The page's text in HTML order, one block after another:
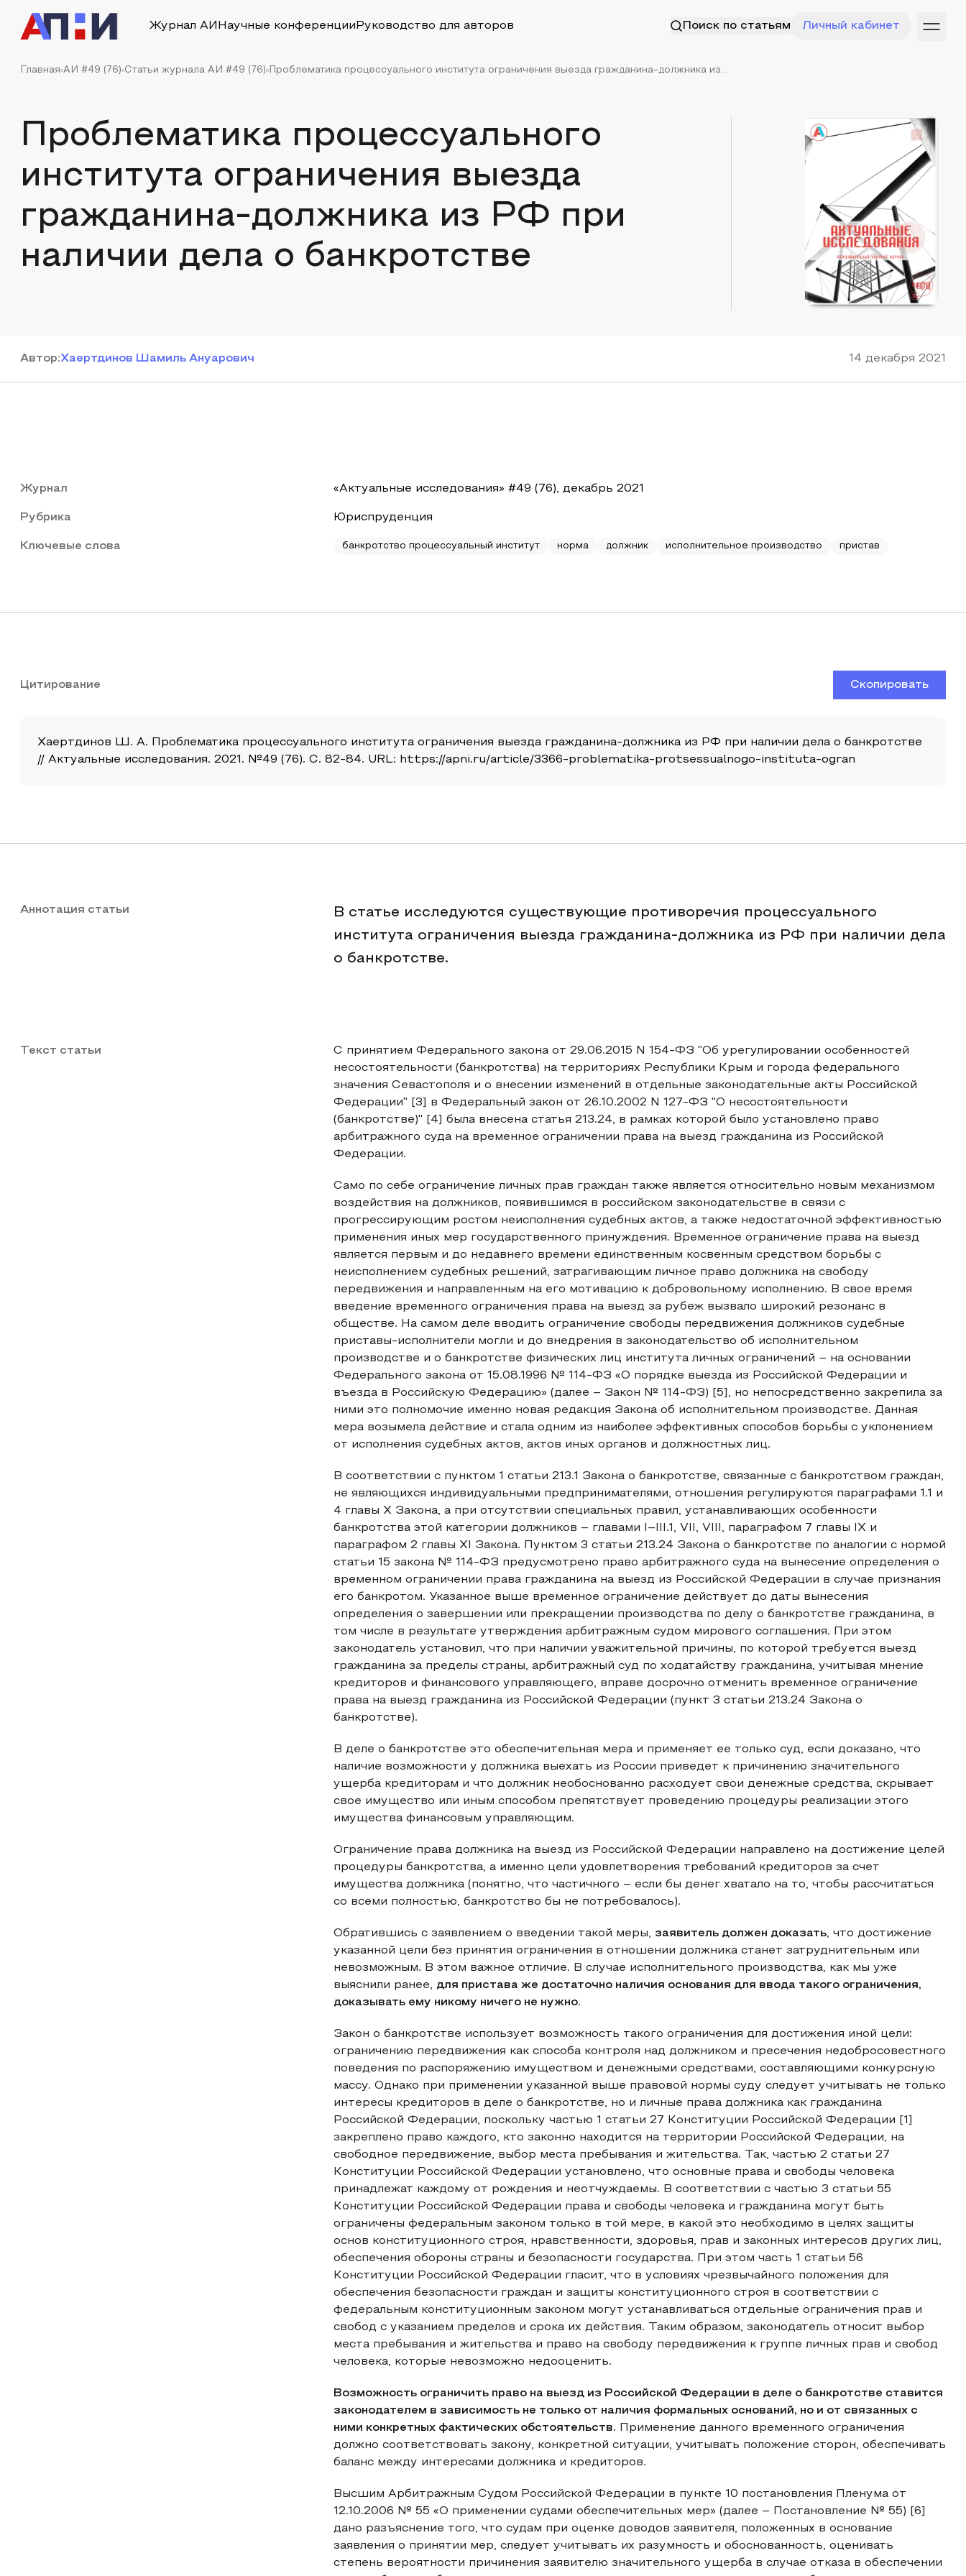
Журнал АИ Научные конференции Руководство для авторов Поиск по статьям Личный кабинет
Главная АИ #49 (76) Статьи журнала АИ #49 (76) Проблематика процессуального института ограничения выезда гражданина-должника из...
Проблематика процессуального
института ограничения выезда
гражданина-должника из РФ при
наличии дела о банкротстве
Автор:Хаертдинов Шамиль Ануарович 14 декабря 2021
Журнал «Актуальные исследования» #49 (76), декабрь 2021
Рубрика Юриспруденция
Ключевые слова банкротство процессуальный институт норма должник исполнительное производство пристав
Цитирование Скопировать
Хаертдинов Ш. А. Проблематика процессуального института ограничения выезда гражданина-должника из РФ при наличии дела о банкротстве
// Актуальные исследования. 2021. №49 (76). С. 82-84. URL: https://apni.ru/article/3366-problematika-protsessualnogo-instituta-ogran
Аннотация статьи
В статье исследуются существующие противоречия процессуального
института ограничения выезда гражданина-должника из РФ при наличии дела
о банкротстве.
Текст статьи
С принятием Федерального закона от 29.06.2015 N 154-ФЗ "Об урегулировании особенностей
несостоятельности (банкротства) на территориях Республики Крым и города федерального
значения Севастополя и о внесении изменений в отдельные законодательные акты Российской
Федерации" [3] в Федеральный закон от 26.10.2002 N 127-ФЗ "О несостоятельности
(банкротстве)" [4] была внесена статья 213.24, в рамках которой было установлено право
арбитражного суда на временное ограничении права на выезд гражданина из Российской
Федерации.
Само по себе ограничение личных прав граждан также является относительно новым механизмом
воздействия на должников, появившимся в российском законодательстве в связи с
прогрессирующим ростом неисполнения судебных актов, а также недостаточной эффективностью
применения иных мер государственного принуждения. Временное ограничение права на выезд
является первым и до недавнего времени единственным косвенным средством борьбы с
неисполнением судебных решений, затрагивающим личное право должника на свободу
передвижения и направленным на его мотивацию к добровольному исполнению. В свое время
введение временного ограничения права на выезд за рубеж вызвало широкий резонанс в
обществе. На самом деле вводить ограничение свободы передвижения должников судебные
приставы-исполнители могли и до внедрения в законодательство об исполнительном
производстве и о банкротстве физических лиц института личных ограничений – на основании
Федерального закона от 15.08.1996 № 114-ФЗ «О порядке выезда из Российской Федерации и
въезда в Российскую Федерацию» (далее – Закон № 114-ФЗ) [5], но непосредственно закрепила за
ними это полномочие именно новая редакция Закона об исполнительном производстве. Данная
мера возымела действие и стала одним из наиболее эффективных способов борьбы с уклонением
от исполнения судебных актов, актов иных органов и должностных лиц.
В соответствии с пунктом 1 статьи 213.1 Закона о банкротстве, связанные с банкротством граждан,
не являющихся индивидуальными предпринимателями, отношения регулируются параграфами 1.1 и
4 главы X Закона, а при отсутствии специальных правил, устанавливающих особенности
банкротства этой категории должников – главами I–III.1, VII, VIII, параграфом 7 главы IX и
параграфом 2 главы XI Закона. Пунктом 3 статьи 213.24 Закона о банкротстве по аналогии с нормой
статьи 15 закона № 114-ФЗ предусмотрено право арбитражного суда на вынесение определения о
временном ограничении права гражданина на выезд из Российской Федерации в случае признания
его банкротом. Указанное выше временное ограничение действует до даты вынесения
определения о завершении или прекращении производства по делу о банкротстве гражданина, в
том числе в результате утверждения арбитражным судом мирового соглашения. При этом
законодатель установил, что при наличии уважительной причины, по которой требуется выезд
гражданина за пределы страны, арбитражный суд по ходатайству гражданина, учитывая мнение
кредиторов и финансового управляющего, вправе досрочно отменить временное ограничение
права на выезд гражданина из Российской Федерации (пункт 3 статьи 213.24 Закона о
банкротстве).
В деле о банкротстве это обеспечительная мера и применяет ее только суд, если доказано, что
наличие возможности у должника выехать из России приведет к причинению значительного
ущерба кредиторам и что должник необоснованно расходует свои денежные средства, скрывает
свое имущество или иным способом препятствует проведению процедуры реализации этого
имущества финансовым управляющим.
Ограничение права должника на выезд из Российской Федерации направлено на достижение целей
процедуры банкротства, а именно цели удовлетворения требований кредиторов за счет
имущества должника (понятно, что частичного – если бы денег хватало на то, чтобы рассчитаться
со всеми полностью, банкротство бы не потребовалось).
Обратившись с заявлением о введении такой меры, заявитель должен доказать, что достижение
указанной цели без принятия ограничения в отношении должника станет затруднительным или
невозможным. В этом важное отличие. В случае исполнительного производства, как мы уже
выяснили ранее, для пристава же достаточно наличия основания для ввода такого ограничения,
доказывать ему никому ничего не нужно.
Закон о банкротстве использует возможность такого ограничения для достижения иной цели:
ограничению передвижения как способа контроля над должником и пресечения недобросовестного
поведения по распоряжению имуществом и денежными средствами, составляющими конкурсную
массу. Однако при применении указанной выше правовой нормы суду следует учитывать не только
интересы кредиторов в деле о банкротстве, но и личные права должника как гражданина
Российской Федерации, поскольку частью 1 статьи 27 Конституции Российской Федерации [1]
закреплено право каждого, кто законно находится на территории Российской Федерации, на
свободное передвижение, выбор места пребывания и жительства. Так, частью 2 статьи 27
Конституции Российской Федерации установлено, что основные права и свободы человека
принадлежат каждому от рождения и неотчуждаемы. В соответствии с частью 3 статьи 55
Конституции Российской Федерации права и свободы человека и гражданина могут быть
ограничены федеральным законом только в той мере, в какой это необходимо в целях защиты
основ конституционного строя, нравственности, здоровья, прав и законных интересов других лиц,
обеспечения обороны страны и безопасности государства. При этом часть 1 статьи 56
Конституции Российской Федерации гласит, что в условиях чрезвычайного положения для
обеспечения безопасности граждан и защиты конституционного строя в соответствии с
федеральным конституционным законом могут устанавливаться отдельные ограничения прав и
свобод с указанием пределов и срока их действия. Таким образом, законодатель относит выбор
места пребывания и жительства и право на свободу передвижения к группе личных прав и свобод
человека, которые невозможно недооценить.
Возможность ограничить право на выезд из Российской Федерации в деле о банкротстве ставится
законодателем в зависимость не только от наличия формальных оснований, но и от связанных с
ними конкретных фактических обстоятельств. Применение данного временного ограничения
должно соответствовать закону, конкретной ситуации, учитывать положение сторон, обеспечивать
баланс между интересами должника и кредиторов.
Высшим Арбитражным Судом Российской Федерации в пункте 10 постановления Пленума от
12.10.2006 № 55 «О применении судами обеспечительных мер» (далее – Постановление № 55) [6]
дано разъяснение того, что судам при оценке доводов заявителя, положенных в основание
заявления о принятии мер, следует учитывать их разумность и обоснованность, оценивать
степень вероятности причинения заявителю значительного ущерба в случае отказа в обеспечении